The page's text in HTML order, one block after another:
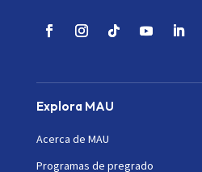
Explora MAU
Acerca de MAU
Programas de pregrado